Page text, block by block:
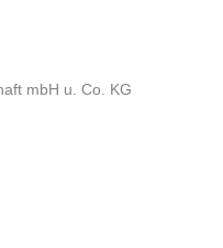
mbH u. Co. KG